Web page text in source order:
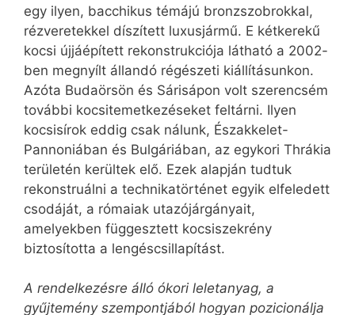
egy ilyen, bacchikus témájú bronzszobrokkal,
rézveretekkel díszített luxusjármű. E kétkerekű
kocsi újjáépített rekonstrukciója látható a 2002-
ben megnyílt állandó régészeti kiállításunkon.
Azóta Budaörsön és Sárisápon volt szerencsém
további ko­csi­te­met­ke­zé­seket feltárni. Ilyen
kocsisírok eddig csak nálunk, Északkelet-
Pannoniában és Bulgáriában, az egykori Thrákia
területén kerültek elő. Ezek alapján tudtuk
rekonstruálni a technikatörténet egyik elfeledett
csodáját, a rómaiak utazójárgányait,
amelyekben függesztett kocsiszekrény
biztosította a lengéscsillapítást.
A rendelkezésre álló ókori leletanyag, a
gyűjtemény szempontjából hogyan pozicionálja